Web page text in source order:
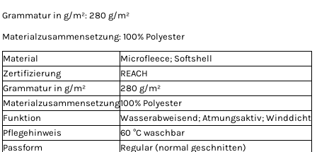
Grammatur in g/m²: 280 g/m²
Materialzusammensetzung: 100% Polyester
Material
Microfleece; Softshell
Zertifizierung
REACH
Grammatur in g/m²
280 g/m²
Materialzusammensetzung100% Polyester
Funktion
Wasserabweisend; Atmungsaktiv; Winddicht
Pflegehinweis
60 °C waschbar
Passform
Regular (normal geschnitten)